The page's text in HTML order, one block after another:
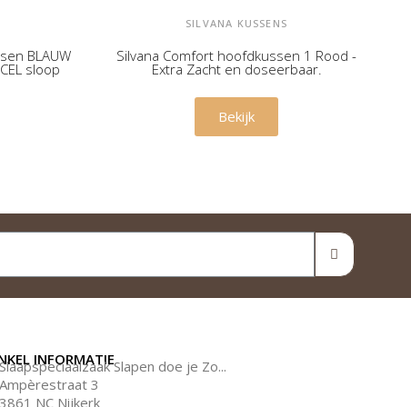
BLAUW
sloop
SILVANA KUSSENS
Silvana Comfort hoofdkussen 1 Rood -
Extra Zacht en doseerbaar.
€ 79,00
Bekijk
INFORMATIE
Slaapspeciaalzaak Slapen doe je Zo...
Ampèrestraat 3
3861 NC Nijkerk